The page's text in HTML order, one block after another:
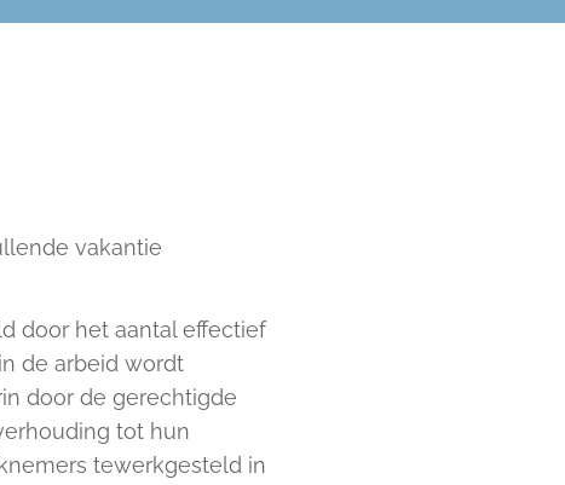
vakantie
door het aantal effectief
de arbeid wordt
door de gerechtigde
tot hun
tewerkgesteld in